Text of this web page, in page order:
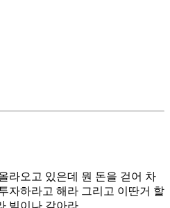
라오고 있은데 뭔 돈을 걷어 차
자하라고 해라 그리고 이딴거 할
빚이나 갚아라